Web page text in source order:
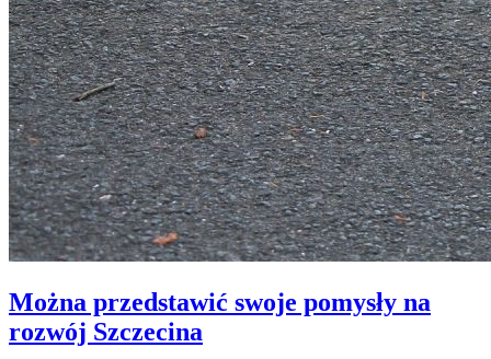
Można przedstawić swoje pomysły na
rozwój Szczecina